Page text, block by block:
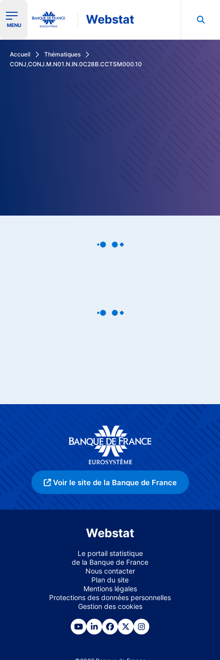
Ouvrir le menu de navigation
MENU Webstat
Accueil
Thématiques
CONJ,CONJ.M.N01.N.IN.0C28B.CCTSM000.10
Voir le site de la Banque de France
Webstat
Le portail statistique
de la Banque de France
Nous contacter
Plan du site
Mentions légales
Protections des données personnelles
Gestion des cookies